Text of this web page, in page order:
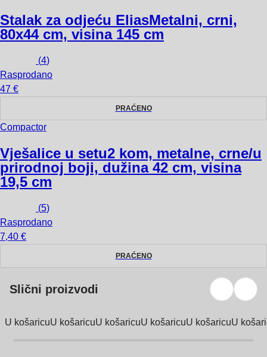
Stalak za odjeću EliasMetalni, crni,
80x44 cm, visina 145 cm
(4)
Rasprodano
47 €
PRAĆENO
Compactor
Vješalice u setu2 kom, metalne, crne/u
prirodnoj boji, dužina 42 cm, visina
19,5 cm
(5)
Rasprodano
7,40 €
PRAĆENO
Slični proizvodi
U košaricuU košaricuU košaricuU košaricuU košaricuU